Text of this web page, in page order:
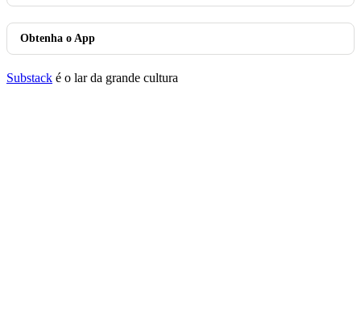
Obtenha o App
Substack é o lar da grande cultura